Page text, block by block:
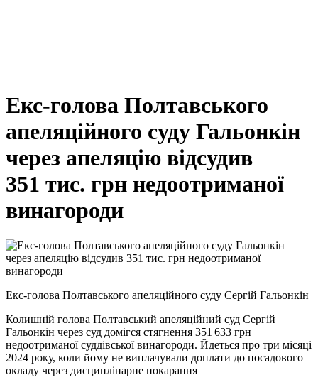
Екс-голова Полтавського
апеляційного суду Гальонкін
через апеляцію відсудив
351 тис. грн недоотриманої
винагороди
Екс-голова Полтавського апеляційного суду Сергій Гальонкін
Колишній голова Полтавський апеляційний суд Сергій
Гальонкін через суд домігся стягнення 351 633 грн
недоотриманої суддівської винагороди. Йдеться про три місяці
2024 року, коли йому не виплачували доплати до посадового
окладу через дисциплінарне покарання